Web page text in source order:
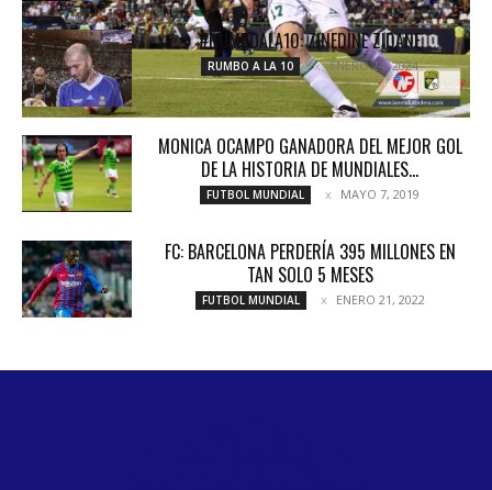
#RUMBOALA10: ZINEDINE ZIDANE
RUMBO A LA 10 ENERO 24, 2024
MONICA OCAMPO GANADORA DEL MEJOR GOL
DE LA HISTORIA DE MUNDIALES...
FUTBOL MUNDIAL MAYO 7, 2019
FC: BARCELONA PERDERÍA 395 MILLONES EN
TAN SOLO 5 MESES
FUTBOL MUNDIAL ENERO 21, 2022